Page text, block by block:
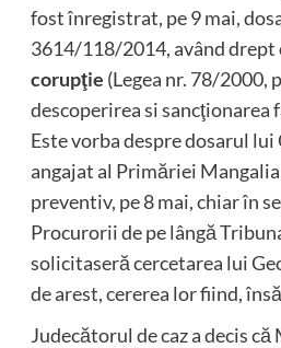
fost înregistrat, pe 9 mai,
3614/118/2014, având drept
corupţie (Legea nr. 78/2000,
descoperirea si sancţionarea
Este vorba despre dosarul lui
angajat al Primăriei
preventiv, pe 8 mai, chiar în
Procurorii de pe lângă
solicitaseră cercetarea lui
de arest, cererea lor fiind,
Judecătorul de caz a decis că